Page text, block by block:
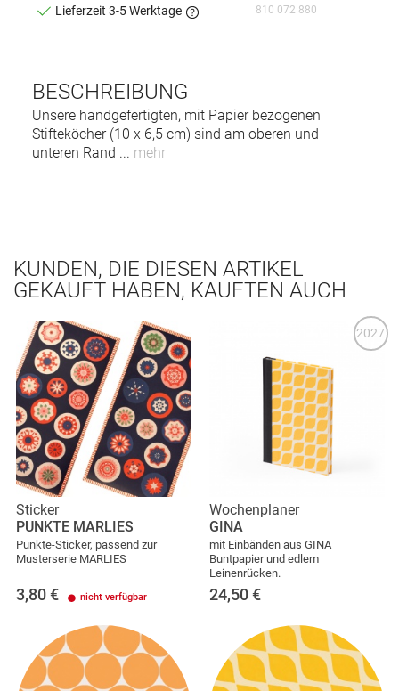
BESCHREIBUNG
Unsere handgefertigten, mit Papier bezogenen
Stifteköcher (10 x 6,5 cm) sind am oberen und
unteren Rand ... mehr
Lieferzeit 3-5 Werktage 810 072 880
KUNDEN, DIE DIESEN ARTIKEL
GEKAUFT HABEN, KAUFTEN AUCH
Sticker
PUNKTE MARLIES
Punkte-Sticker, passend zur
Musterserie MARLIES
3,80 € nicht verfügbar
Wochenplaner
GINA
mit Einbänden aus GINA
Buntpapier und edlem
Leinenrücken.
24,50 €
2027